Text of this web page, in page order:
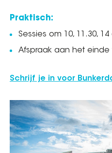
Praktisch:
Sessies om 10, 11.30,
Afspraak aan het einde
Schrijf je in voor